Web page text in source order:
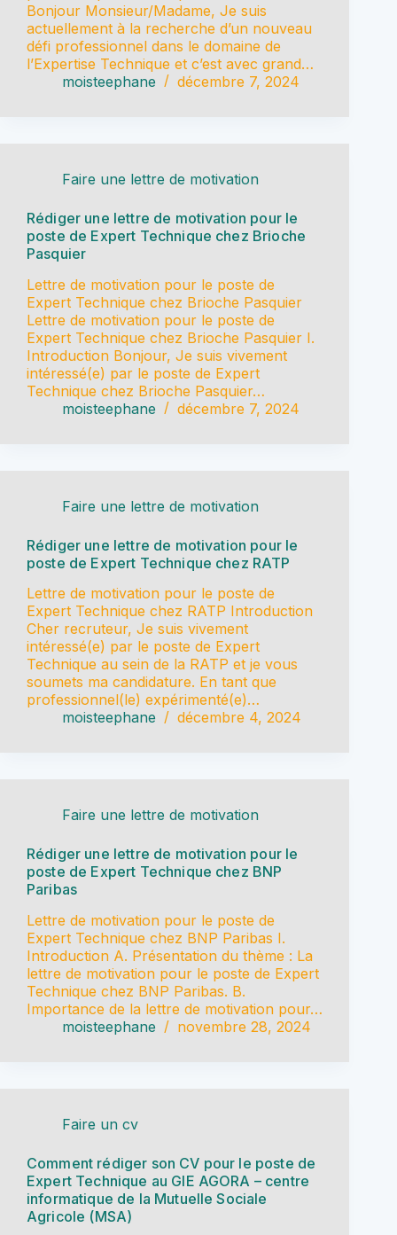
Bonjour Monsieur/Madame, Je suis
actuellement à la recherche d’un nouveau
défi professionnel dans le domaine de
l’Expertise Technique et c’est avec grand…
moisteephane
décembre 7, 2024
Faire une lettre de motivation
Rédiger une lettre de motivation pour le
poste de Expert Technique chez Brioche
Pasquier
Lettre de motivation pour le poste de
Expert Technique chez Brioche Pasquier
Lettre de motivation pour le poste de
Expert Technique chez Brioche Pasquier I.
Introduction Bonjour, Je suis vivement
intéressé(e) par le poste de Expert
Technique chez Brioche Pasquier…
moisteephane
décembre 7, 2024
Faire une lettre de motivation
Rédiger une lettre de motivation pour le
poste de Expert Technique chez RATP
Lettre de motivation pour le poste de
Expert Technique chez RATP Introduction
Cher recruteur, Je suis vivement
intéressé(e) par le poste de Expert
Technique au sein de la RATP et je vous
soumets ma candidature. En tant que
professionnel(le) expérimenté(e)…
moisteephane
décembre 4, 2024
Faire une lettre de motivation
Rédiger une lettre de motivation pour le
poste de Expert Technique chez BNP
Paribas
Lettre de motivation pour le poste de
Expert Technique chez BNP Paribas I.
Introduction A. Présentation du thème : La
lettre de motivation pour le poste de Expert
Technique chez BNP Paribas. B.
Importance de la lettre de motivation pour…
moisteephane
novembre 28, 2024
Faire un cv
Comment rédiger son CV pour le poste de
Expert Technique au GIE AGORA – centre
informatique de la Mutuelle Sociale
Agricole (MSA)